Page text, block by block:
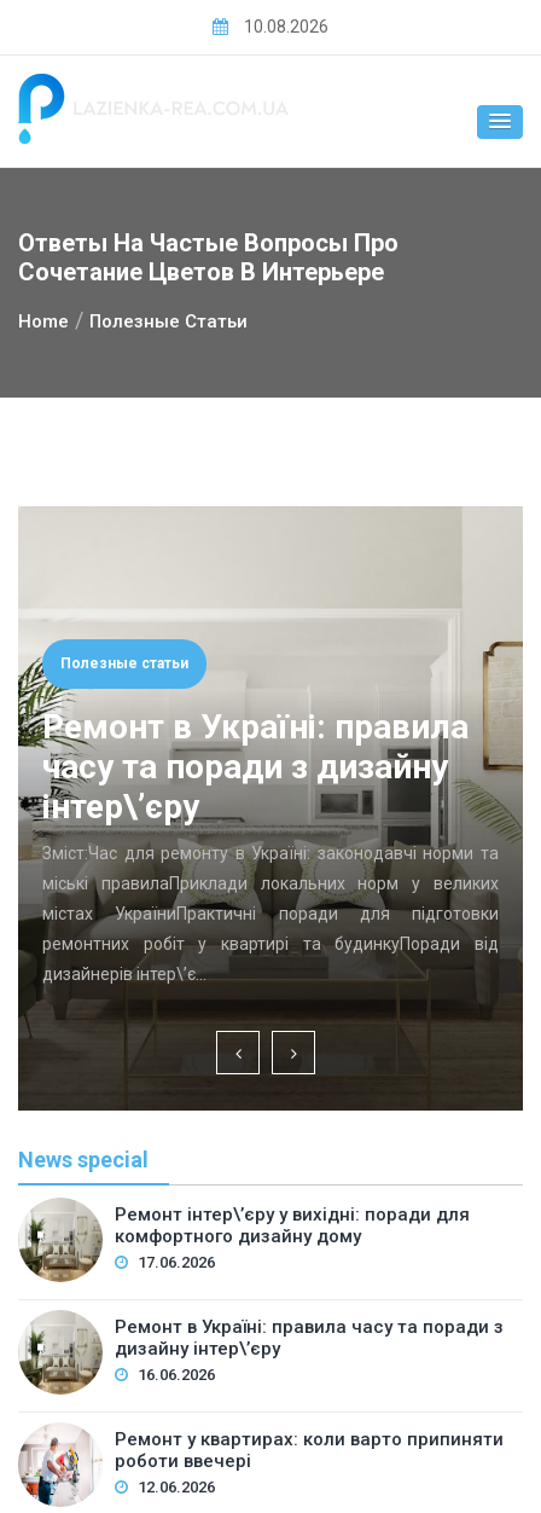
content
10.08.2026
Ответы На Частые Вопросы Про
Сочетание Цветов В Интерьере
Home Полезные Статьи
Полезные статьи
Ремонт в Україні: правила
часу та поради з дизайну
інтер\’єру
Зміст:Час для ремонту в Україні: законодавчі норми та
міські правилаПриклади локальних норм у великих
містах УкраїниПрактичні поради для підготовки
ремонтних робіт у квартирі та будинкуПоради від
дизайнерів інтер\’є…
News special
Ремонт інтер\’єру у вихідні: поради для
комфортного дизайну дому
17.06.2026
Ремонт в Україні: правила часу та поради з
дизайну інтер\’єру
16.06.2026
Ремонт у квартирах: коли варто припиняти
роботи ввечері
12.06.2026